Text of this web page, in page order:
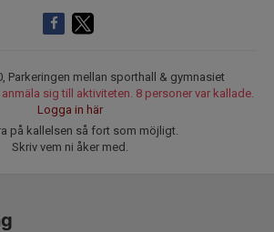
Parkeringen mellan sporthall & gymnasiet
sig till aktiviteten. 8 personer var kallade.
Logga in här
på kallelsen så fort som möjligt.
Skriv vem ni åker med.